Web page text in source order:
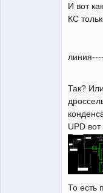
И вот
КС
|---
|---
Так?
UPD вот
То есть